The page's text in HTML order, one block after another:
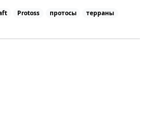
Protoss протосы
терраны